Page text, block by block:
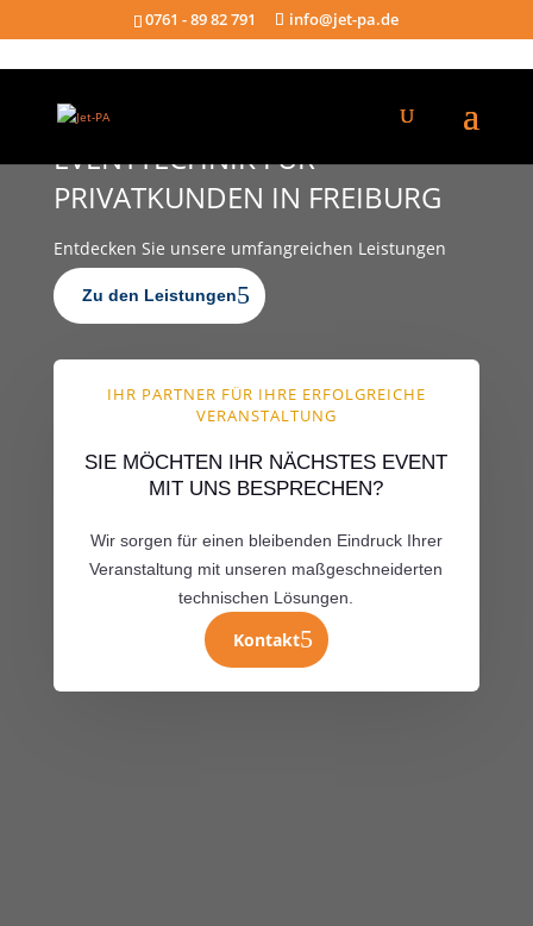
0761 - 89 82 791 info@jet-pa.de
EVENTTECHNIK FÜR
PRIVATKUNDEN IN FREIBURG
Entdecken Sie unsere umfangreichen Leistungen
Zu den Leistungen
IHR PARTNER FÜR IHRE ERFOLGREICHE
VERANSTALTUNG
SIE MÖCHTEN IHR NÄCHSTES EVENT
MIT UNS BESPRECHEN?
Wir sorgen für einen bleibenden Eindruck Ihrer
Veranstaltung mit unseren maßgeschneiderten
technischen Lösungen.
Kontakt